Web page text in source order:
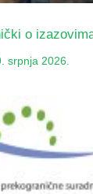
o
srpnja 2026.